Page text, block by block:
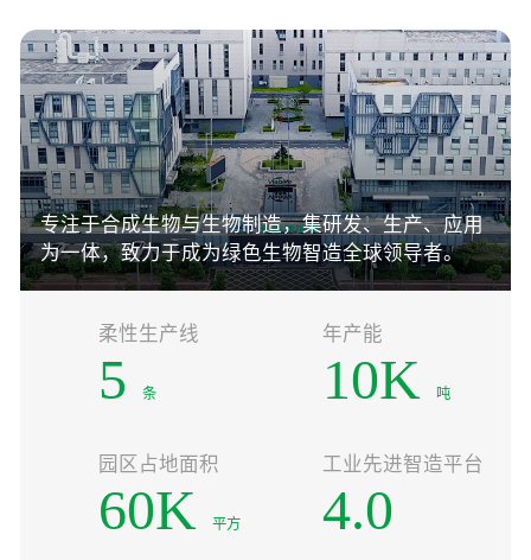
专注于合成生物与生物制造，集研发、生产、应用
为一体，致力于成为绿色生物智造全球领导者。
柔性生产线
5 条
年产能
10K 吨
园区占地面积
60K 平方
工业先进智造平台
4.0